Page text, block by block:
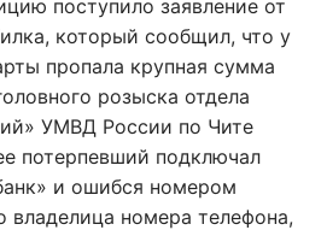
поступило заявление от
который сообщил, что у
пропала крупная сумма
розыска отдела
УМВД России по Чите
потерпевший подключал
и ошибся номером
владелица номера телефона,